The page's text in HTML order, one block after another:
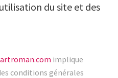
du site et des
implique
conditions générales